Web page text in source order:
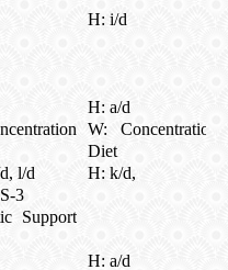
H: i/d
H: a/d
W: Concentration
Diet
l/d
3
Support
H: k/d,
H: a/d